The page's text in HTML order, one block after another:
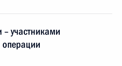
– участниками